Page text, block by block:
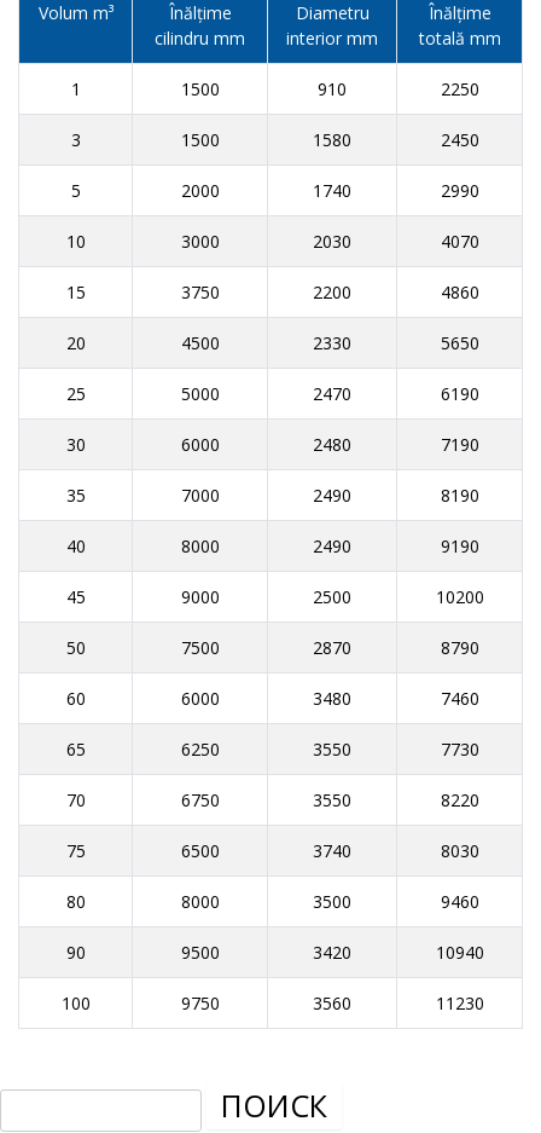
Volum m³
Înălțime
cilindru mm
Diametru
interior mm
Înălțime
totală mm
1 1500 910 2250
3 1500 1580 2450
5 2000 1740 2990
10 3000 2030 4070
15 3750 2200 4860
20 4500 2330 5650
25 5000 2470 6190
30 6000 2480 7190
35 7000 2490 8190
40 8000 2490 9190
45 9000 2500 10200
50 7500 2870 8790
60 6000 3480 7460
65 6250 3550 7730
70 6750 3550 8220
75 6500 3740 8030
80 8000 3500 9460
90 9500 3420 10940
100 9750 3560 11230
Найти: